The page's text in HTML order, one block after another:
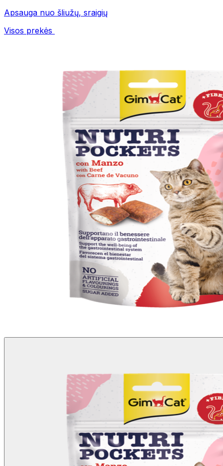
Apsauga nuo šliužų, sraigių
Visos prekės